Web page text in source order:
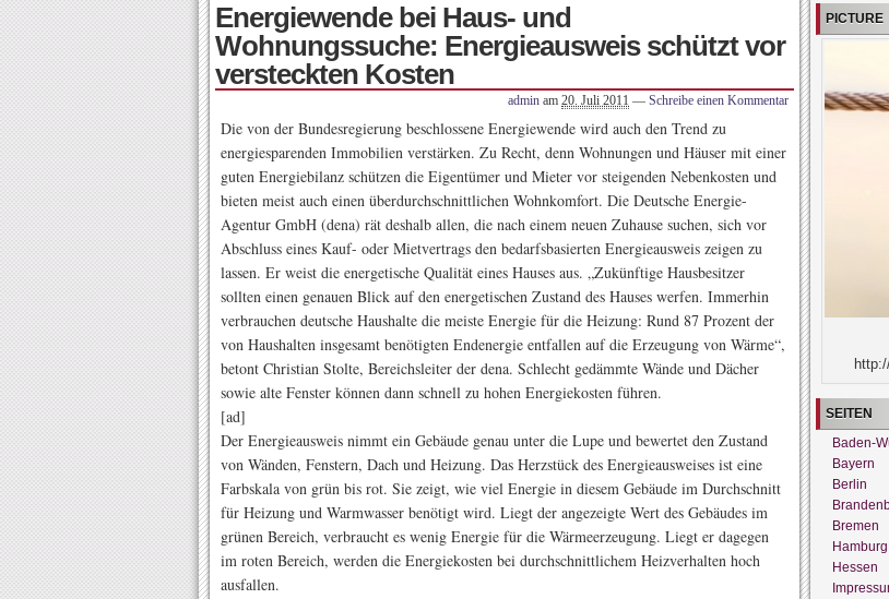
Energiewende bei Haus- und
Wohnungssuche: Energieausweis schützt vor
versteckten Kosten
admin am 20. Juli 2011 — Schreibe einen Kommentar
Die von der Bundesregierung beschlossene Energiewende wird auch den Trend zu
energiesparenden Immobilien verstärken. Zu Recht, denn Wohnungen und Häuser mit einer
guten Energiebilanz schützen die Eigentümer und Mieter vor steigenden Nebenkosten und
bieten meist auch einen überdurchschnittlichen Wohnkomfort. Die Deutsche Energie-
Agentur GmbH (dena) rät deshalb allen, die nach einem neuen Zuhause suchen, sich vor
Abschluss eines Kauf- oder Mietvertrags den bedarfsbasierten Energieausweis zeigen zu
lassen. Er weist die energetische Qualität eines Hauses aus. „Zukünftige Hausbesitzer
sollten einen genauen Blick auf den energetischen Zustand des Hauses werfen. Immerhin
verbrauchen deutsche Haushalte die meiste Energie für die Heizung: Rund 87 Prozent der
von Haushalten insgesamt benötigten Endenergie entfallen auf die Erzeugung von Wärme“,
betont Christian Stolte, Bereichsleiter der dena. Schlecht gedämmte Wände und Dächer
sowie alte Fenster können dann schnell zu hohen Energiekosten führen.
[ad]
Der Energieausweis nimmt ein Gebäude genau unter die Lupe und bewertet den Zustand
von Wänden, Fenstern, Dach und Heizung. Das Herzstück des Energieausweises ist eine
Farbskala von grün bis rot. Sie zeigt, wie viel Energie in diesem Gebäude im Durchschnitt
für Heizung und Warmwasser benötigt wird. Liegt der angezeigte Wert des Gebäudes im
grünen Bereich, verbraucht es wenig Energie für die Wärmeerzeugung. Liegt er dagegen
im roten Bereich, werden die Energiekosten bei durchschnittlichem Heizverhalten hoch
ausfallen.
PICTURE
SEITEN
Baden-
Bayern
Berlin
Bremen
Hamburg
Hessen